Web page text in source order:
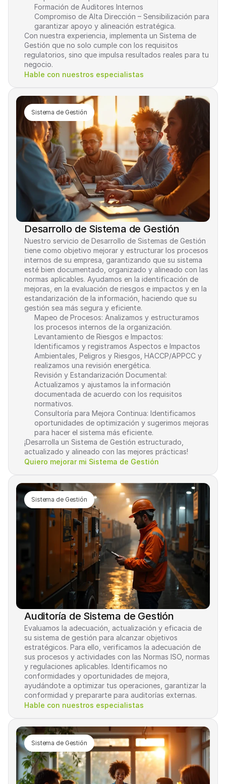
Formación de Auditores Internos
Compromiso de Alta Dirección – Sensibilización para
garantizar apoyo y alineación estratégica.
Con nuestra experiencia, implementa un Sistema de
Gestión que no solo cumple con los requisitos
regulatorios, sino que impulsa resultados reales para tu
negocio.
Hable con nuestros especialistas
Sistema de Gestión
Desarrollo de Sistema de Gestión
Nuestro servicio de Desarrollo de Sistemas de Gestión
tiene como objetivo mejorar y estructurar los procesos
internos de su empresa, garantizando que su sistema
esté bien documentado, organizado y alineado con las
normas aplicables. Ayudamos en la identificación de
mejoras, en la evaluación de riesgos e impactos y en la
estandarización de la información, haciendo que su
gestión sea más segura y eficiente.
Mapeo de Procesos: Analizamos y estructuramos
los procesos internos de la organización.
Levantamiento de Riesgos e Impactos:
Identificamos y registramos Aspectos e Impactos
Ambientales, Peligros y Riesgos, HACCP/APPCC y
realizamos una revisión energética.
Revisión y Estandarización Documental:
Actualizamos y ajustamos la información
documentada de acuerdo con los requisitos
normativos.
Consultoría para Mejora Continua: Identificamos
oportunidades de optimización y sugerimos mejoras
para hacer el sistema más eficiente.
¡Desarrolla un Sistema de Gestión estructurado,
actualizado y alineado con las mejores prácticas!
Quiero mejorar mi Sistema de Gestión
Sistema de Gestión
Auditoría de Sistema de Gestión
Evaluamos la adecuación, actualización y eficacia de
su sistema de gestión para alcanzar objetivos
estratégicos. Para ello, verificamos la adecuación de
sus procesos y actividades con las Normas ISO, normas
y regulaciones aplicables. Identificamos no
conformidades y oportunidades de mejora,
ayudándote a optimizar tus operaciones, garantizar la
conformidad y prepararte para auditorías externas.
Hable con nuestros especialistas
Sistema de Gestión